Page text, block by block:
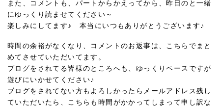
また、コメントも、パートからかえってから、昨日のと一緒
にゆっくり読ませてください～
楽しみにしてます♪ 本当にいつもありがとうございます♪
時間の余裕がなくなり、コメントのお返事は、こちらでまと
めてさせていただいてます。
ブログをされてる皆様のところへも、ゆっくりペースですが
遊びにいかせてください♪
ブログをされてない方もよろしかったらメールアドレス残し
ていただいたら、こちらも時間がかかってしまって申し訳な